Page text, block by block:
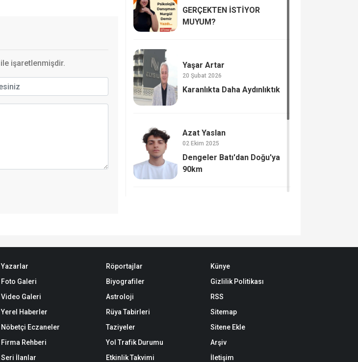
ile işaretlenmişdir.
GERÇEKTEN İSTİYOR
MUYUM?
Yaşar Artar
20 Şubat 2026
Karanlıkta Daha Aydınlıktık
Azat Yaslan
02 Ekim 2025
Dengeler Batı'dan Doğu'ya
90km
Yazarlar
Foto Galeri
Video Galeri
Yerel Haberler
Nöbetçi Eczaneler
Firma Rehberi
Seri İlanlar
Röportajlar
Biyografiler
Astroloji
Rüya Tabirleri
Taziyeler
Yol Trafik Durumu
Etkinlik Takvimi
Künye
Gizlilik Politikası
RSS
Sitemap
Sitene Ekle
Arşiv
İletişim